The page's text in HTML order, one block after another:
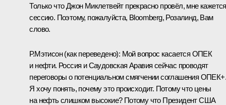
Только что Джон Миклетвейт прекрасно провёл, мне
сессию. Поэтому, пожалуйста, Bloomberg, Розалинд, Вам
слово.
Р.Мэтисон (как переведено): Мой вопрос касается ОПЕК
и нефти. Россия и Саудовская Аравия сейчас проводят
переговоры о потенциальном смягчении соглашения ОПЕК+.
Я хочу понять, почему это происходит. Потому что цены
на нефть слишком высокие? Потому что Президент США